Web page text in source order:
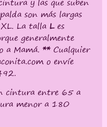
son más largas
La talla Les
generalmente
a Mamá. **Cualquier
o envíe
cintura entre 65 a
menor a 180